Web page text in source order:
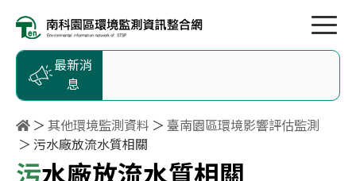
最新消
息
其他環境監測資料
臺南園區環境影響評估監測
污水廠放流水質相關